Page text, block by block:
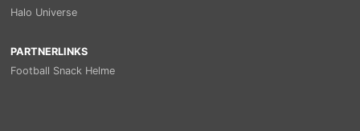
Halo Universe
PARTNERLINKS
Football Snack Helme